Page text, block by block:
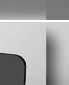
25